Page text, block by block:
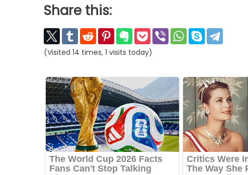
Share this:
(Visited 14 times, 1 visits today)